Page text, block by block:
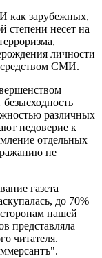
как зарубежных,
степени несет на
личности
СМИ.
различных
недоверие к
отдельных
не
газета
до 70%
нашей
представляла
читателя.